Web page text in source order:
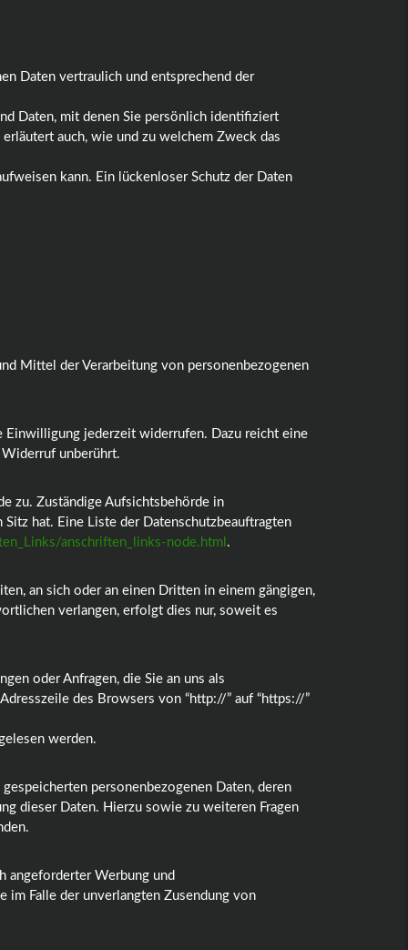
Daten vertraulich und entsprechend der
Daten, mit denen Sie persönlich identifiziert
auch, wie und zu welchem Zweck das
kann. Ein lückenloser Schutz der Daten
Mittel der Verarbeitung von personenbezogenen
jederzeit widerrufen. Dazu reicht eine
unberührt.
zu. Zuständige Aufsichtsbehörde in
hat. Eine Liste der Datenschutzbeauftragten
anschriften_links-node.html .
an sich oder an einen Dritten in einem gängigen,
verlangen, erfolgt dies nur, soweit es
oder Anfragen, die Sie an uns als
des Browsers von “http://” auf “https://”
werden.
personenbezogenen Daten, deren
dieser Daten. Hierzu sowie zu weiteren Fragen
angeforderter Werbung und
im Falle der unverlangten Zusendung von